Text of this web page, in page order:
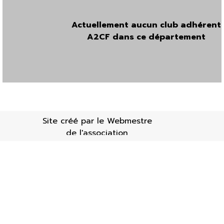
Actuellement aucun club adhérent
A2CF dans ce département
Site créé par le Webmestre
de l'association